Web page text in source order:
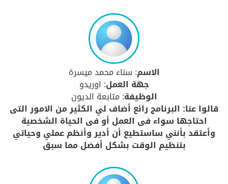
الاسم: سناء محمد ميسرة
جهة العمل: اوريدو
الوظيفة: متابعة الديون
قالوا عنا: البرنامج رائع أضاف لي الكثير من الامور التى
احتاجها سواء فى العمل أو فى الحياة الشخصية
وأعتقد بأنني ساستطيع أن أدير وأنظم عملي وحياتي
بتنظيم الوقت بشكل أفضل مما سبق